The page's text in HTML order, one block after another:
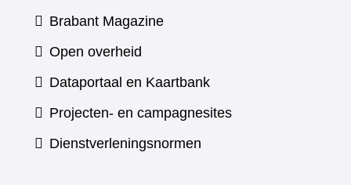
Brabant Magazine(verwijst
andere
website)
Open overheid
Dataportaal en Kaartbank(verwijst
naar
Projecten- en campagnesites
Dienstverleningsnormen